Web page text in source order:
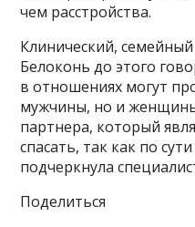
чем расстройства.
Клинический,
Белоконь до этого
в отношениях могут
мужчины, но и
партнера, который
спасать, так как по
подчеркнула
Поделиться